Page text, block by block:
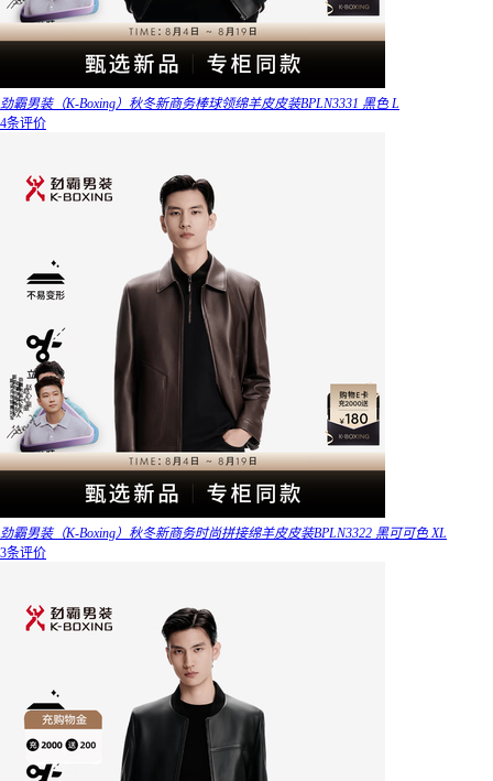
劲霸男装（K-Boxing）秋冬新商务棒球领绵羊皮皮装BPLN3331 黑色 L
4条评价
劲霸男装（K-Boxing）秋冬新商务时尚拼接绵羊皮皮装BPLN3322 黑可可色 XL
3条评价